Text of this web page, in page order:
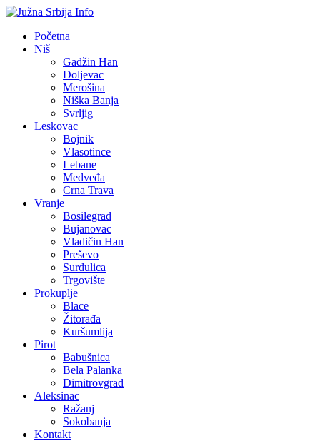
Početna
Niš
Gadžin Han
Doljevac
Merošina
Niška Banja
Svrljig
Leskovac
Bojnik
Vlasotince
Lebane
Medveđa
Crna Trava
Vranje
Bosilegrad
Bujanovac
Vladičin Han
Preševo
Surdulica
Trgovište
Prokuplje
Blace
Žitorađa
Kuršumlija
Pirot
Babušnica
Bela Palanka
Dimitrovgrad
Aleksinac
Ražanj
Sokobanja
Kontakt